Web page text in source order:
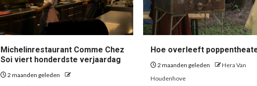
Michelinrestaurant Comme Chez
Soi viert honderdste verjaardag
2 maanden geleden
Hoe overleeft
2 maanden geleden
Hera Van
Houdenhove